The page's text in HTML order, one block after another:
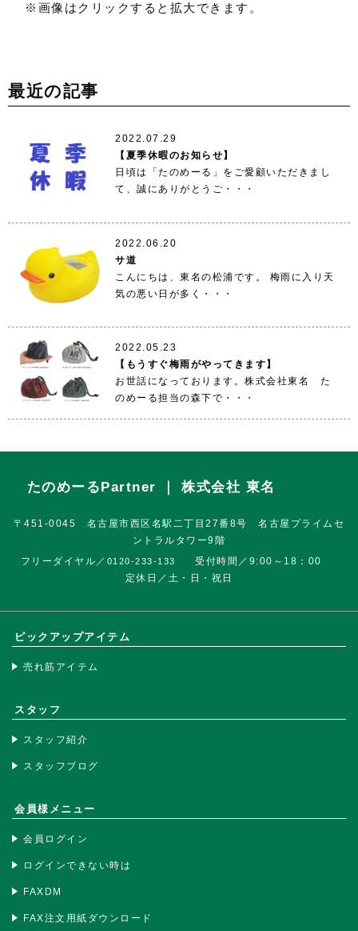
※画像はクリックすると拡大できます。
最近の記事
2022.07.29
【夏季休暇のお知らせ】
日頃は「たのめーる」をご愛顧いただきまし
て、誠にありがとうご・・・
2022.06.20
サ道
こんにちは、東名の松浦です。 梅雨に入り天
気の悪い日が多く・・・
2022.05.23
【もうすぐ梅雨がやってきます】
お世話になっております。株式会社東名 た
のめーる担当の森下で・・・
たのめーるPartner ｜ 株式会社 東名
〒451-0045 名古屋市西区名駅二丁目27番8号 名古屋プライムセ
ントラルタワー9階
フリーダイヤル／ 0120-233-133
受付時間／9:00～18：00
定休日／土・日・祝日
ピックアップアイテム
売れ筋アイテム
スタッフ
スタッフ紹介
スタッフブログ
会員様メニュー
会員ログイン
ログインできない時は
FAXDM
FAX注文用紙ダウンロード